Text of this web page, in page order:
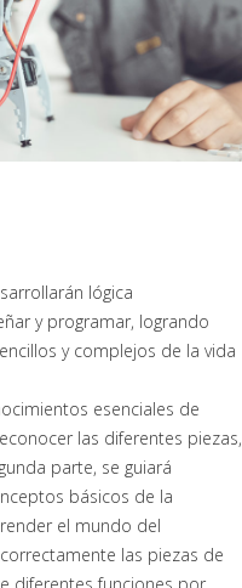
lógica
y programar, logrando
y complejos de la vida
esenciales de
las diferentes piezas,
parte, se guiará
básicos de la
el mundo del
las piezas de